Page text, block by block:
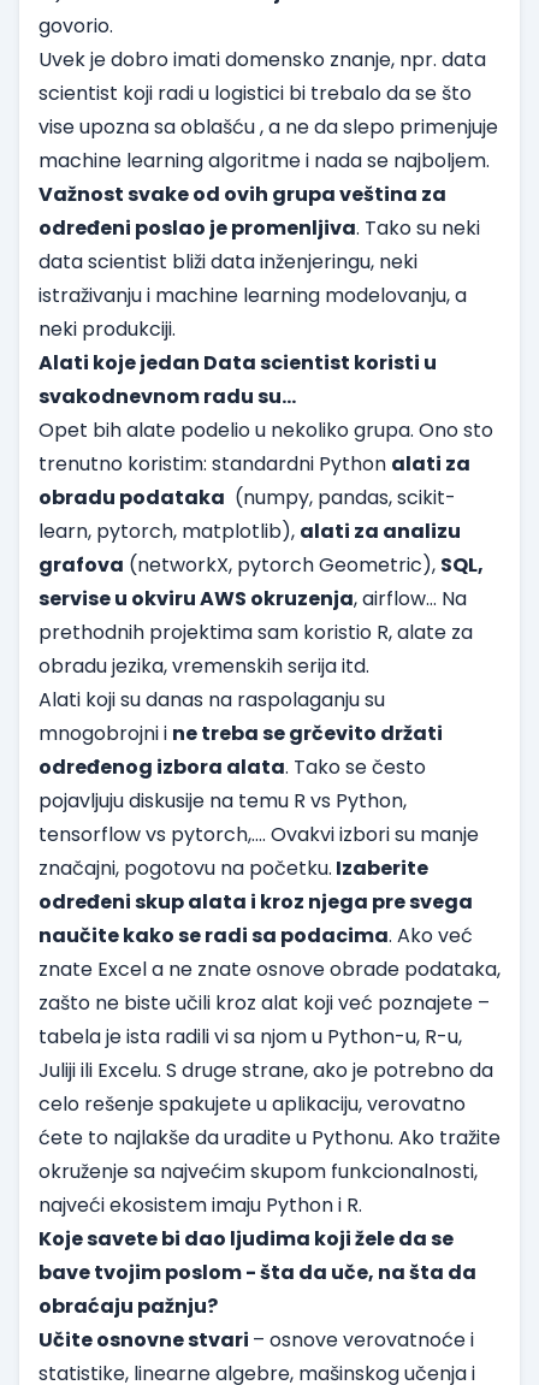
govorio.
Uvek je dobro imati domensko znanje, npr. data
scientist koji radi u logistici bi trebalo da se što
vise upozna sa oblašću , a ne da slepo primenjuje
machine learning algoritme i nada se najboljem.
Važnost svake od ovih grupa veština za
određeni poslao je promenljiva. Tako su neki
data scientist bliži data inženjeringu, neki
istraživanju i machine learning modelovanju, a
neki produkciji.
Alati koje jedan Data scientist koristi u
svakodnevnom radu su…
Opet bih alate podelio u nekoliko grupa. Ono sto
trenutno koristim: standardni Python alati za
obradu podataka (numpy, pandas,scikit-
learn, pytorch, matplotlib), alati za analizu
grafova (networkX, pytorch Geometric), SQL,
servise u okviru AWS okruzenja,airflow… Na
prethodnih projektima sam koristio R, alate za
obradu jezika, vremenskih serija itd.
Alati koji su danas na raspolaganju su
mnogobrojni i ne treba se grčevito držati
određenog izbora alata. Tako se često
pojavljuju diskusije na temu R vs Python,
tensorflow vs pytorch,…. Ovakvi izbori su manje
značajni, pogotovu na početku. Izaberite
određeni skup alata i kroz njega pre svega
naučite kako se radi sa podacima. Ako već
znate Excel a ne znate osnove obrade podataka,
zašto ne biste učili kroz alat koji već poznajete –
tabela je ista radili vi sa njom u Python-u, R-u,
Juliji ili Excelu. S druge strane, ako je potrebno da
celo rešenje spakujete u aplikaciju, verovatno
ćete to najlakše da uradite u Pythonu. Ako tražite
okruženje sa najvećim skupom funkcionalnosti,
najveći ekosistem imaju Python i R.
Koje savete bi dao ljudima koji žele da se
bave tvojim poslom - šta da uče, na šta da
obraćaju pažnju?
Učite osnovne stvari – osnove verovatnoće i
statistike, linearne algebre, mašinskog učenja i